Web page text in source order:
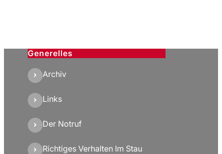
Generelles
Archiv
Links
Der Notruf
Richtiges Verhalten Im Stau